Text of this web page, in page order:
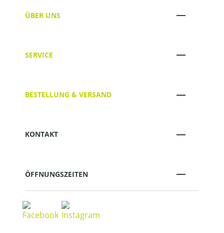
ÜBER UNS
SERVICE
BESTELLUNG & VERSAND
KONTAKT
ÖFFNUNGSZEITEN